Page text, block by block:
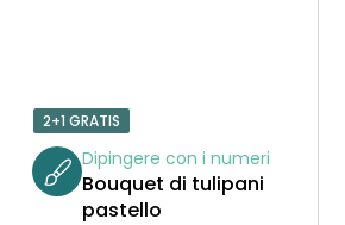
2+1 GRATIS
Dipingere con i numeri
Bouquet di tulipani
pastello